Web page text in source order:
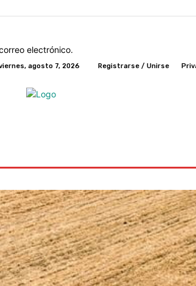
electrónico.
agosto 7, 2026 Registrarse / Unirse